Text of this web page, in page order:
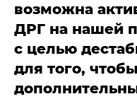
возможна
ДРГ на нашей
с целью
для того,